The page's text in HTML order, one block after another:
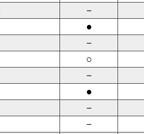
－
●
－
○
－
●
－
－